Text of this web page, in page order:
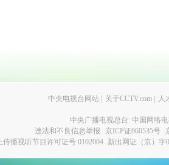
中央电视台网站 关于CCTV.com 人
中央广播电视总台 中国网络
违法和不良信息举报
京ICP证060535号
传播视听节目许可证号 0102004 新出网证（京）